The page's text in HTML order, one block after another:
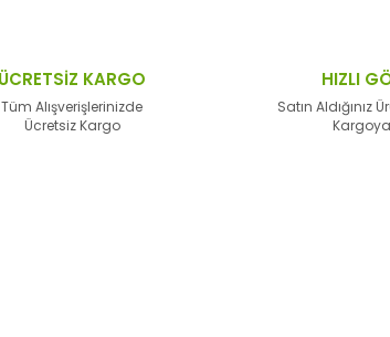
ÜCRETSİZ KARGO
Tüm Alışverişlerinizde
Ücretsiz Kargo
HIZLI
Satın Aldığınız